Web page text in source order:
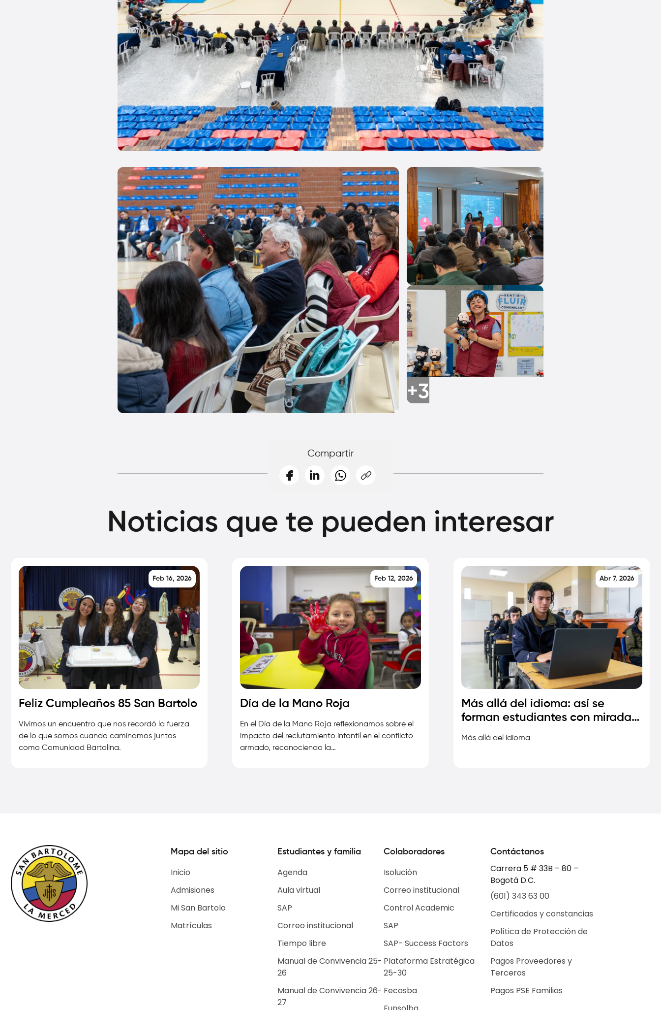
+3
Compartir
Noticias que te pueden interesar
Feb 16, 2026
Feliz Cumpleaños 85 San Bartolo
Vivimos un encuentro que nos recordó la fuerza
de lo que somos cuando caminamos juntos
como Comunidad Bartolina.
Feb 12, 2026
Día de la Mano Roja
En el Día de la Mano Roja reflexionamos sobre el
impacto del reclutamiento infantil en el conflicto
armado, reconociendo la…
Abr 7, 2026
Más allá del idioma: así se
forman estudiantes con mirada
global
Más allá del idioma
Mapa del sitio
Inicio
Admisiones
Mi San Bartolo
Matrículas
Estudiantes y familia
Agenda
Aula virtual
SAP
Correo institucional
Tiempo libre
Escuelas de Tiempo
Libre
Grupos Institucionales
Manual de Convivencia 25-
26
Manual de Convivencia 26-
27
Colaboradores
Isolución
Correo institucional
Control Academic
SAP
SAP- Success Factors
Plataforma Estratégica
25-30
Fecosba
Contáctanos
Carrera 5 # 33B – 80 –
Bogotá D.C.
(601) 343 63 00
Certificados y constancias
Política de Protección de
Datos
Pagos Proveedores y
Terceros
Pagos PSE Familias